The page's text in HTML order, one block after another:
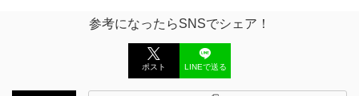
参考になったらSNSでシェア！
ポスト LINEで送る